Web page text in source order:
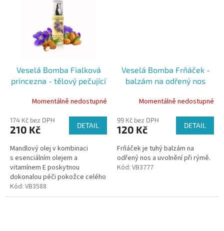
Veselá Bomba Fialková
princezna - tělový pečující
Momentálně nedostupné
174 Kč bez DPH
210 Kč DETAIL
Mandlový olej v kombinaci
s esenciálním olejem a
vitamínem E poskytnou
dokonalou péči pokožce celého
těla, zvláční ji a vyživí. Vůni
fialky si zamilujete.
Kód: VB3588
Veselá Bomba Frňáček -
balzám na odřený nos
Momentálně nedostupné
99 Kč bez DPH
120 Kč DETAIL
Frňáček je tuhý balzám na
odřený nos a uvolnění při rýmě.
Kód: VB3777